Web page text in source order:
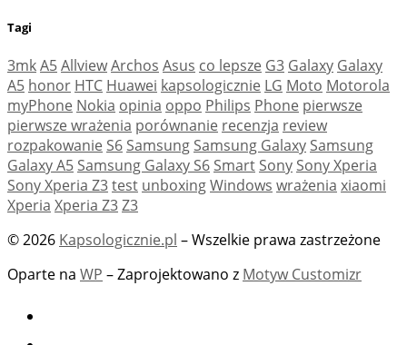
Tagi
3mkA5AllviewArchos Asus co lepsze G3 Galaxy Galaxy
A5 honor HTC Huawei kapsologicznie LG Moto Motorola
myPhone Nokia opinia oppo Philips Phone pierwsze
pierwsze wrażenia porównanie recenzja review
rozpakowanie S6 Samsung Samsung Galaxy Samsung
Galaxy A5 Samsung Galaxy S6 Smart Sony Sony Xperia
Sony Xperia Z3test unboxingWindows wrażenia xiaomi
Xperia Xperia Z3Z3
© 2026 Kapsologicznie.pl – Wszelkie prawa zastrzeżone
Oparte na WP – Zaprojektowano z Motyw Customizr